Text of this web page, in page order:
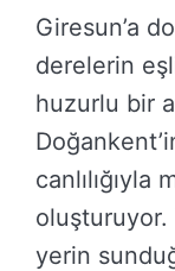
Giresun’a
derelerin
huzurlu bir
canlılığıyla
oluşturuyor.
yerin